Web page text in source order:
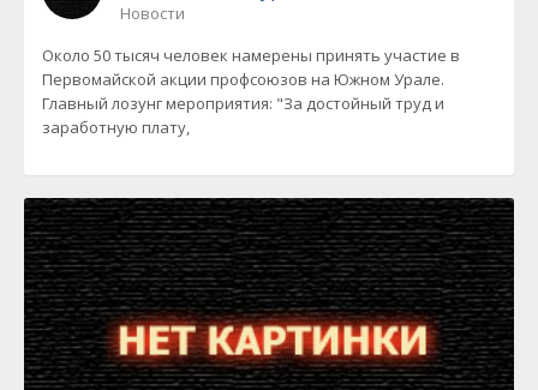
Новости
Около 50 тысяч человек намерены принять участие в
Первомайской акции профсоюзов на Южном Урале.
Главный лозунг мероприятия: "За достойный труд и
заработную плату,